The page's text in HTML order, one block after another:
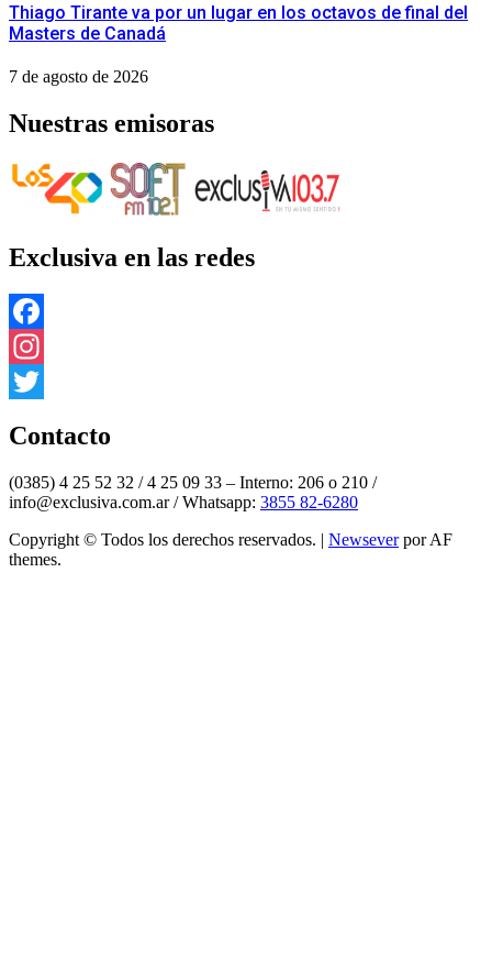
Thiago Tirante va por un lugar en los octavos de final del
Masters de Canadá
7 de agosto de 2026
Nuestras emisoras
Exclusiva en las redes
Facebook
Instagram
Contacto
(0385) 4 25 52 32 / 4 25 09 33 – Interno: 206 o 210 /
info@exclusiva.com.ar / Whatsapp: 3855 82-6280
Copyright © Todos los derechos reservados. | Newseverpor AF
themes.